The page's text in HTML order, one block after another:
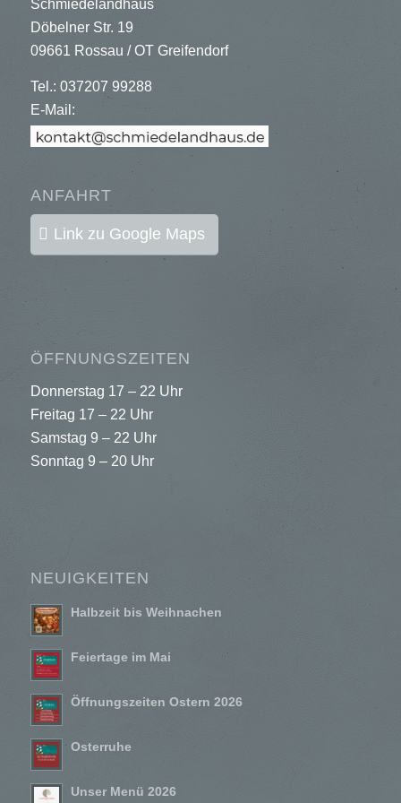
Schmiedelandhaus
Döbelner Str. 19
09661 Rossau / OT Greifendorf
Tel.: 037207 99288
E-Mail:
ANFAHRT
Link zu Google Maps
ÖFFNUNGSZEITEN
Donnerstag 17 – 22 Uhr
Freitag 17 – 22 Uhr
Samstag 9 – 22 Uhr
Sonntag 9 – 20 Uhr
NEUIGKEITEN
Halbzeit bis Weihnachen
Feiertage im Mai
Öffnungszeiten Ostern 2026
Osterruhe
Unser Menü 2026